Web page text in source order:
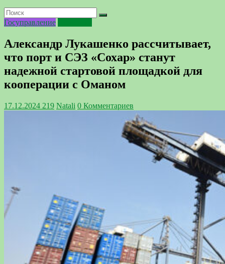
Госуправление
Александр Лукашенко рассчитывает,
что порт и СЭЗ «Сохар» станут
надежной стартовой площадкой для
кооперации с Оманом
17.12.2024 219 Natali 0 Комментариев